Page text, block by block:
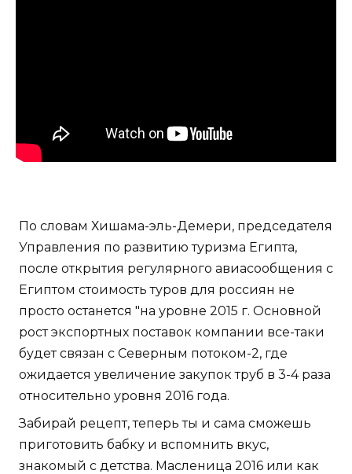
По словам Хишама-эль-Демери, председателя
Управления по развитию туризма Египта,
после открытия регулярного авиасообщения с
Египтом стоимость туров для россиян не
просто останется "на уровне 2015 г. Основной
рост экспортных поставок компании все-таки
будет связан с Северным потоком-2, где
ожидается увеличение закупок труб в 3-4 раза
относительно уровня 2016 года.
Забирай рецепт, теперь ты и сама сможешь
приготовить бабку и вспомнить вкус,
знакомый с детства. Масленица 2016 или как